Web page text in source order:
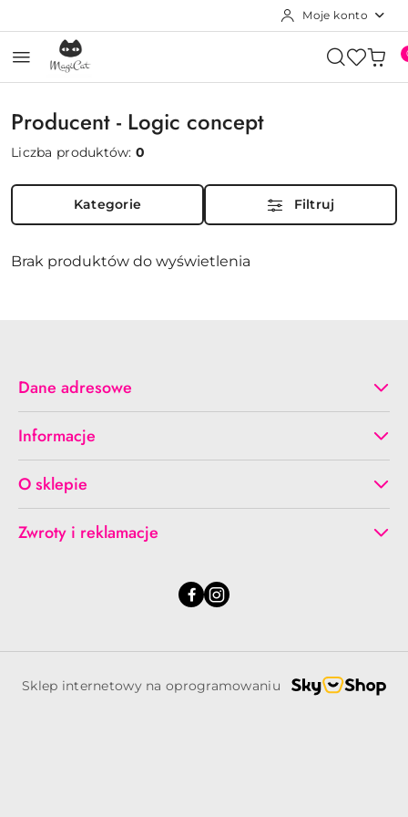
Moje konto
Producent - Logic concept
Liczba produktów:0
Kategorie Filtruj
Brak produktów do wyświetlenia
Dane adresowe
Informacje
O sklepie
Zwroty i reklamacje
Sklep internetowy na oprogramowaniu